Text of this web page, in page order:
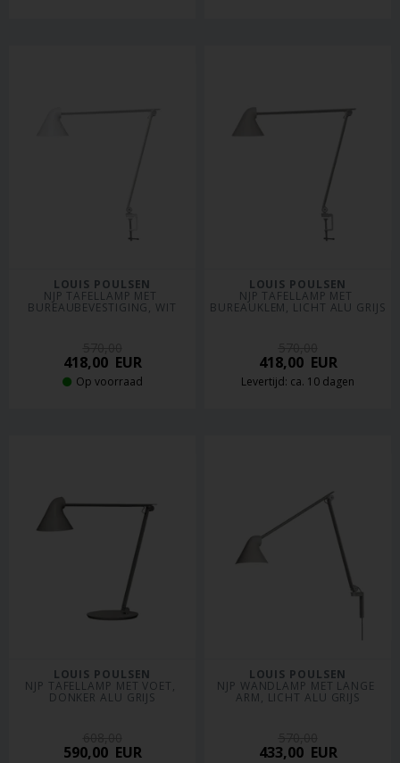
LOUIS POULSEN
NJP TAFELLAMP MET
BUREAUBEVESTIGING, WIT
418,00EUR
Op voorraad
LOUIS POULSEN
NJP TAFELLAMP MET
BUREAUKLEM, LICHT ALU GRIJS
418,00EUR
Levertijd: ca. 10 dagen
LOUIS POULSEN
NJP TAFELLAMP MET VOET,
DONKER ALU GRIJS
590,00EUR
LOUIS POULSEN
NJP WANDLAMP MET LANGE
ARM, LICHT ALU GRIJS
433,00EUR